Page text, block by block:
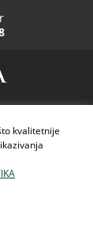
kvalitetnije